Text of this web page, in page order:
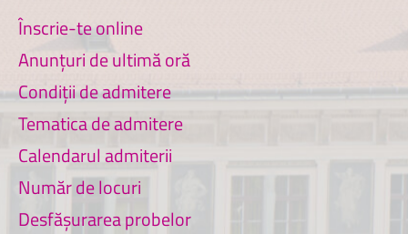
Înscrie-te online
Anunțuri de ultimă oră
Condiții de admitere
Tematica de admitere
Calendarul admiterii
Număr de locuri
Desfășurarea probelor